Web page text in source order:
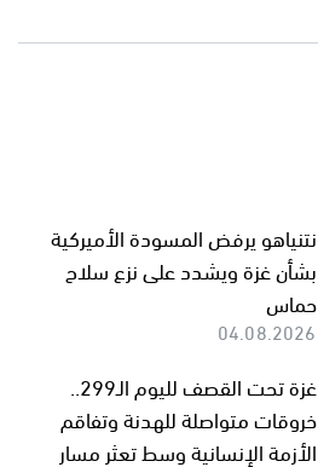
نتنياهو يرفض المسودة الأميركية
بشأن غزة ويشدد على نزع سلاح
حماس
04.08.2026
غزة تحت القصف لليوم الـ299..
خروقات متواصلة للهدنة وتفاقم
الأزمة الإنسانية وسط تعثر مسار